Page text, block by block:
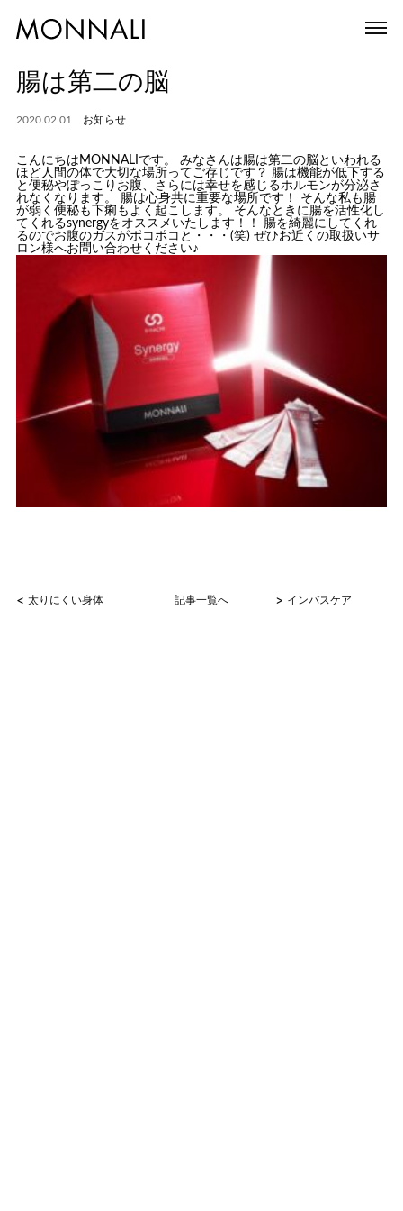
腸は第二の脳
2020.02.01 お知らせ
こんにちはMONNALIです。 みなさんは腸は第二の脳といわれる
ほど人間の体で大切な場所ってご存じです？ 腸は機能が低下する
と便秘やぽっこりお腹、さらには幸せを感じるホルモンが分泌さ
れなくなります。 腸は心身共に重要な場所です！ そんな私も腸
が弱く便秘も下痢もよく起こします。 そんなときに腸を活性化し
てくれるsynergyをオススメいたします！！ 腸を綺麗にしてくれ
るのでお腹のガスがポコポコと・・・(笑) ぜひお近くの取扱いサ
ロン様へお問い合わせください♪
< 太りにくい身体 記事一覧へ > インバスケア